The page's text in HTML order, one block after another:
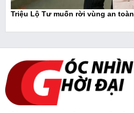
Triệu Lộ Tư muốn rời vùng an toàn